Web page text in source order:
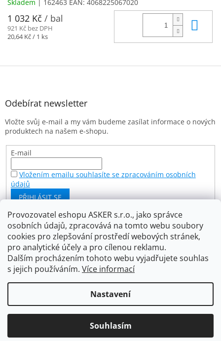
Provozovatel eshopu ASKER s.r.o., jako správce
osobních údajů, zpracovává na tomto webu soubory
cookies pro zlepšování prostředí webových stránek,
pro analytické účely a pro cílenou reklamu.
Dalším procházením tohoto webu vyjadřujete souhlas
s jejich používáním. Více informací
Nastavení
Souhlasím
Skladem | 162463 EAN: 4068225067020
1 032 Kč / bal
921 Kč bez DPH
Měrná
20,64 Kč / 1 ks
Z
Odebírat newsletter
Vložte svůj e-mail a my vám budeme zasílat informace o nových
produktech na našem e-shopu.
E-mail
Vložením emailu souhlasíte se zpracováním osobních
údajů
PŘIHLÁSIT SE
Facebook
Upravit nastavení cookies